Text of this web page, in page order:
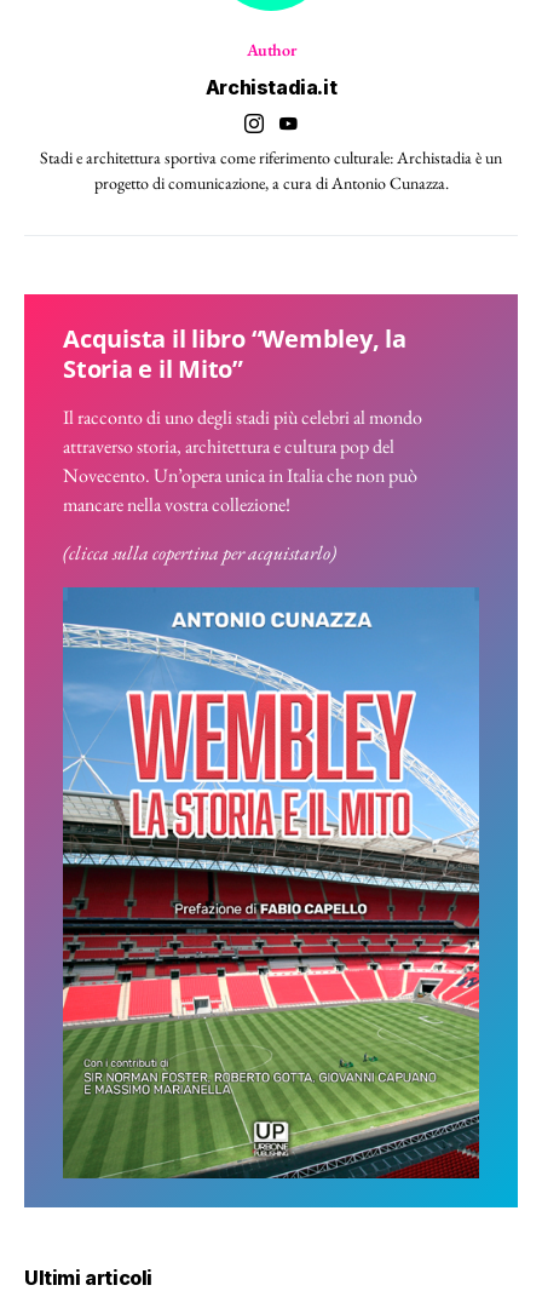
Author
Archistadia.it
Stadi e architettura sportiva come riferimento culturale: Archistadia è un
progetto di comunicazione, a cura di Antonio Cunazza.
Acquista il libro “Wembley, la
Storia e il Mito”
Il racconto di uno degli stadi più celebri al mondo
attraverso storia, architettura e cultura pop del
Novecento. Un’opera unica in Italia che non può
mancare nella vostra collezione!
(clicca sulla copertina per acquistarlo)
Ultimi articoli